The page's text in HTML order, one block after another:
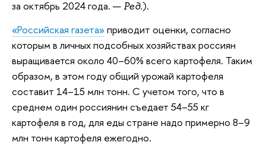
за октябрь 2024 года. —Ред.).
«Российская газета»приводит оценки, согласно
которым в личных подсобных хозяйствах россиян
выращивается около 40–60% всего картофеля. Таким
образом, в этом году общий урожай картофеля
составит 14–15 млн тонн. С учетом того, что в
среднем один россиянин съедает 54–55 кг
картофеля в год, для еды стране надо примерно 8–9
млн тонн картофеля ежегодно.